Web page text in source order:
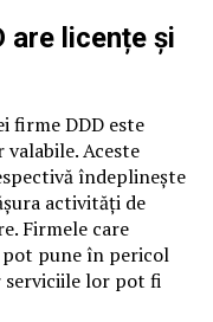
are licențe și
firme DDD este
Aceste
îndeplinește
activități de
Firmele care
pot pune în pericol
serviciile lor pot fi